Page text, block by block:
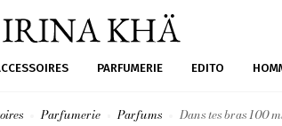
PARFUMERIE EDITO
Parfumerie Parfums Dans tes bras 100